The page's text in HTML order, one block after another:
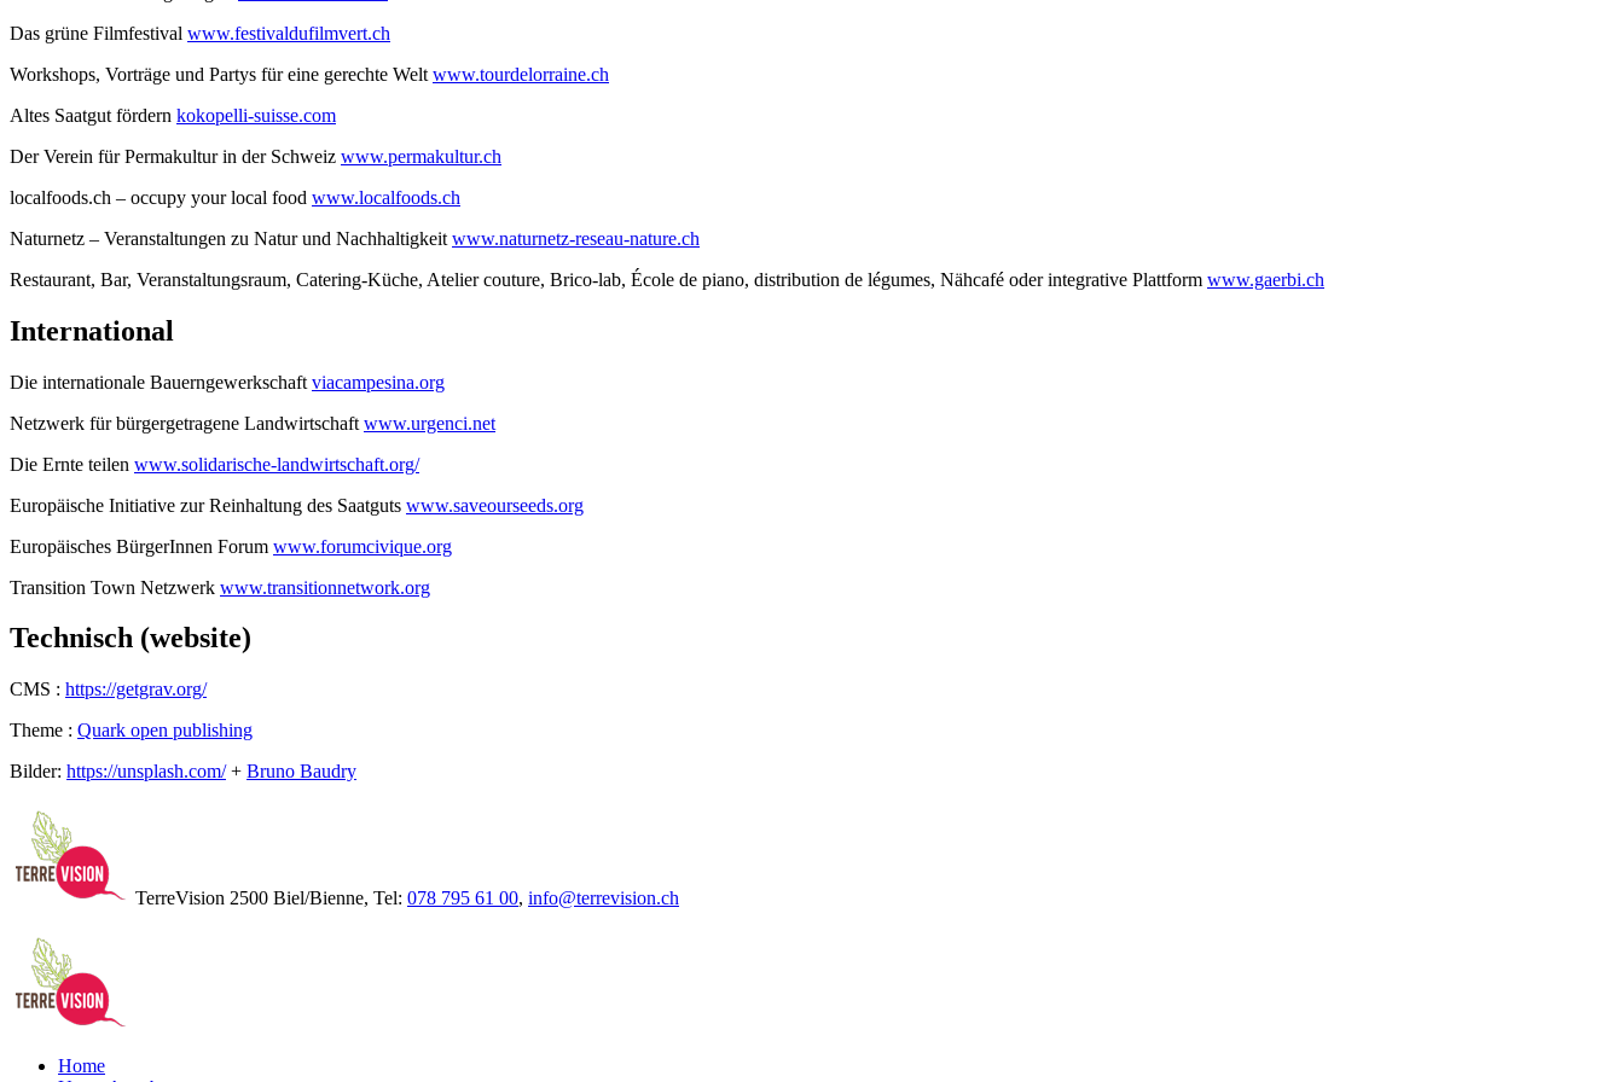
Das grüne Filmfestival www.festivaldufilmvert.ch
Workshops, Vorträge und Partys für eine gerechte Welt www.tourdelorraine.ch
Altes Saatgut fördern kokopelli-suisse.com
Der Verein für Permakultur in der Schweiz www.permakultur.ch
localfoods.ch – occupy your local food www.localfoods.ch
Naturnetz – Veranstaltungen zu Natur und Nachhaltigkeit www.naturnetz-reseau-nature.ch
Restaurant, Bar, Veranstaltungsraum, Catering-Küche, Atelier couture, Brico-lab, École de piano, distribution de légumes, Nähcafé oder integrative Plattform www.gaerbi.ch
International
Die internationale Bauerngewerkschaft viacampesina.org
Netzwerk für bürgergetragene Landwirtschaft www.urgenci.net
Die Ernte teilen www.solidarische-landwirtschaft.org/
Europäische Initiative zur Reinhaltung des Saatguts www.saveourseeds.org
Europäisches BürgerInnen Forum www.forumcivique.org
Transition Town Netzwerk www.transitionnetwork.org
Technisch (website)
CMS : https://getgrav.org/
Theme : Quark open publishing
Bilder: https://unsplash.com/+ Bruno Baudry
TerreVision 2500 Biel/Bienne, Tel: 078 795 61 00, info@terrevision.ch
Home